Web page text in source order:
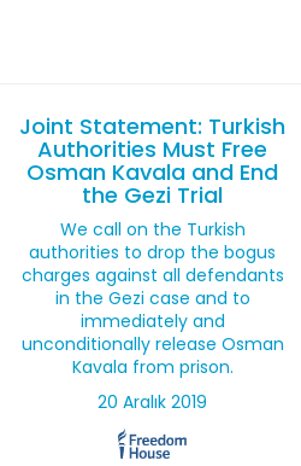
Joint Statement: Turkish
Authorities Must Free
Osman Kavala and End
the Gezi Trial
We call on the Turkish
authorities to drop the bogus
charges against all defendants
in the Gezi case and to
immediately and
unconditionally release Osman
Kavala from prison.
20 Aralık 2019